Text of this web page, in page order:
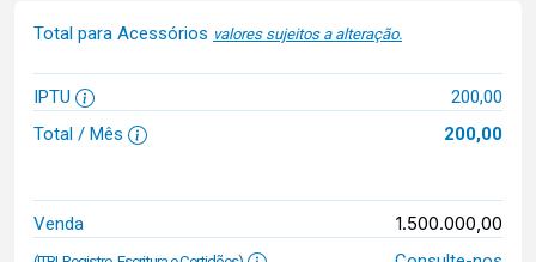
Total para Acessórios valores sujeitos a alteração.
IPTU
200,00
Total / Mês
200,00
Venda 1.500.000,00